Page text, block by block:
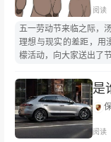
五一劳动节来临之际，
理想与现实的差距，用
檬活动，向大家送出了节
是